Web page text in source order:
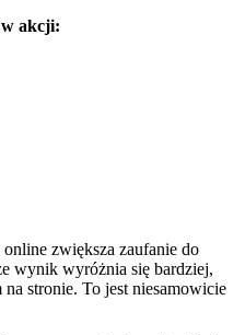
w akcji:
zwiększa zaufanie do
wynik wyróżnia się bardziej,
stronie. To jest niesamowicie